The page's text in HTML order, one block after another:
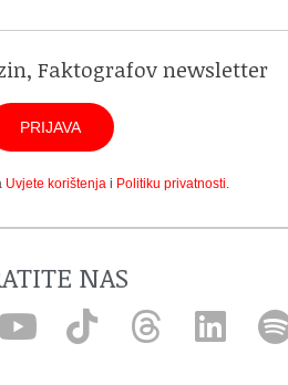
Faktografov newsletter
PRIJAVA
Uvjete korištenjai Politiku privatnosti.
NAS